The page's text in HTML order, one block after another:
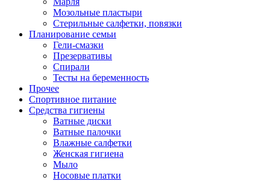
Мозольные пластыри
Стерильные салфетки, повязки
Планирование семьи
Гели-смазки
Презервативы
Спирали
Тесты на беременность
Прочее
Спортивное питание
Средства гигиены
Ватные диски
Ватные палочки
Влажные салфетки
Женская гигиена
Мыло
Носовые платки